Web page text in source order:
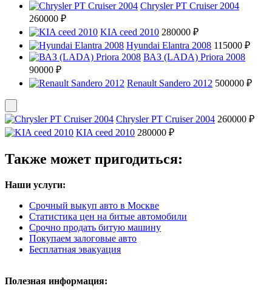
Chrysler PT Cruiser 2004
260000 ₽
KIA ceed 2010 280000 ₽
Hyundai Elantra 2008 115000 ₽
ВАЗ (LADA) Priora 2008
90000 ₽
Renault Sandero 2012 500000 ₽
Chrysler PT Cruiser 2004 260000 ₽
KIA ceed 2010 280000 ₽
Также может пригодиться:
Наши услуги:
Срочный выкуп авто в Москве
Статистика цен на битые автомобили
Срочно продать битую машину
Покупаем залоговые авто
Бесплатная эвакуация
Полезная информация: